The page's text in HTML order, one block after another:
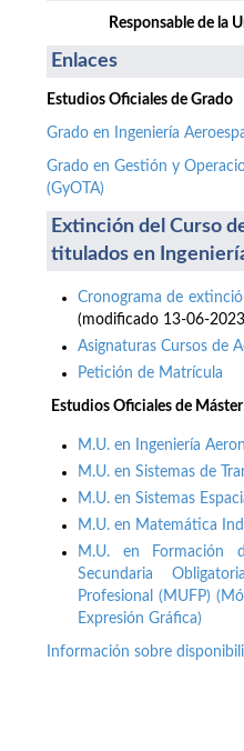
Responsable de la
Enlaces
Estudios Oficiales de Grado
Grado en Ingeniería
Grado en Gestión y
(GyOTA)
Extinción del Curso
titulados en
Cronograma de
(modificado 13-06-
Asignaturas Cursos de
Petición de Matrícula
Estudios Oficiales de Máster
M.U. en Ingeniería
M.U. en Sistemas de
M.U. en Sistemas
M.U. en Matemática
M.U. en Formación
Secundaria
Profesional (MUFP)
Expresión Gráfica)
Información sobre